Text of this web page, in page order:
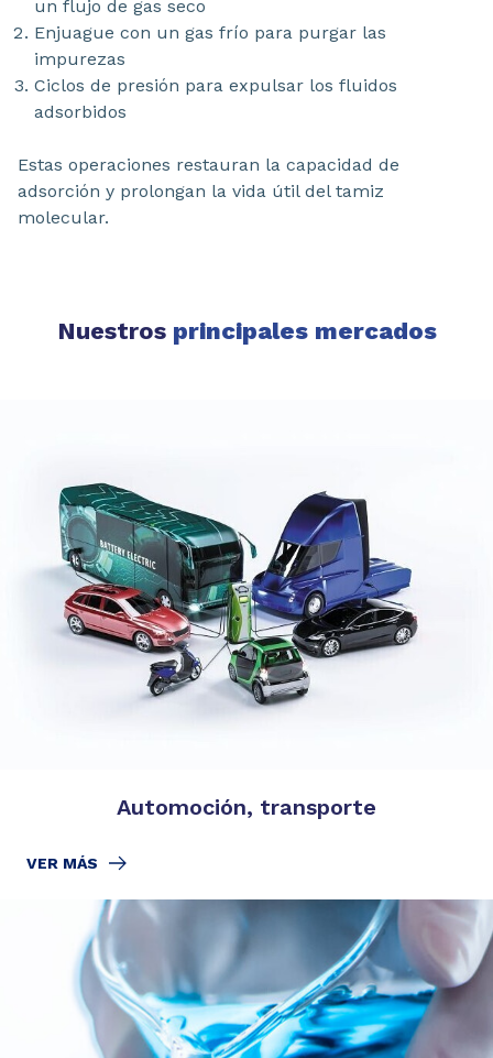
un flujo de gas seco
Enjuague con un gas frío para purgar las
impurezas
Ciclos de presión para expulsar los fluidos
adsorbidos
Estas operaciones restauran la capacidad de
adsorción y prolongan la vida útil del tamiz
molecular.
Nuestrosprincipales mercados
Automoción, transporte
VER MÁS